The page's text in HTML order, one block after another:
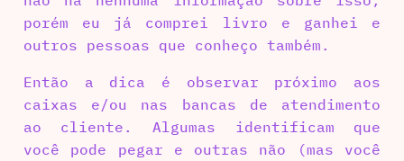
porém eu já comprei livro e ganhei e
outros pessoas que conheço também.
Então a dica é observar próximo aos
caixas e/ou nas bancas de atendimento
ao cliente. Algumas identificam que
você pode pegar e outras não (mas você